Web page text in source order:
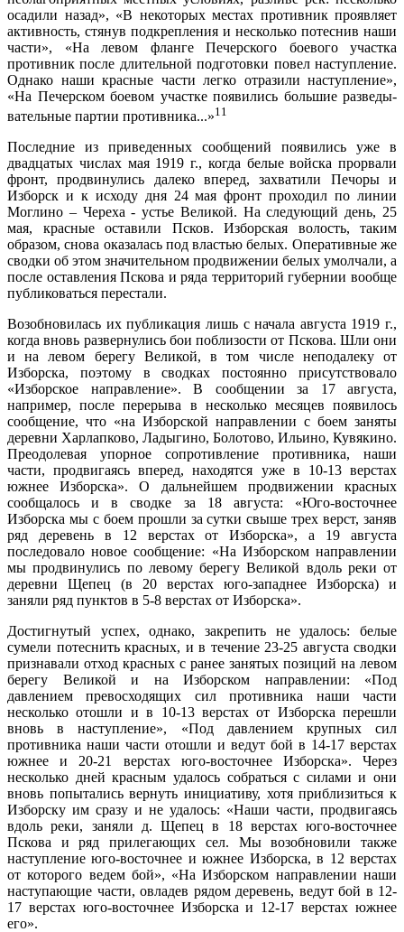
осадили назад», «В некоторых местах противник проявляет
активность, стянув подкрепления и несколько потеснив наши
части», «На левом флан­ге Печерского боевого участка
противник после дли­тельной подготовки повел наступление.
Однако наши красные части легко отразили наступление»,
«На Печерском боевом участке появились большие разведы­
вательные партии противника...»11
Последние из приведенных сообщений появились уже в
двадцатых числах мая 1919 г., когда белые вой­ска прорвали
фронт, продвинулись далеко вперед, захватили Печоры и
Изборск и к исходу дня 24 мая фронт проходил по линии
Моглино – Череха - устье Великой. На следующий день, 25
мая, красные оставили Псков. Изборская волость, таким
образом, снова оказалась под властью белых. Оперативные же
сводки об этом значительном продвижении белых умолчали, а
после оставления Пскова и ряда территорий губернии вообще
публиковаться перестали.
Возобновилась их публикация лишь с начала авгу­ста 1919 г.,
когда вновь развернулись бои поблизости от Пскова. Шли они
и на левом берегу Великой, в том числе неподалеку от
Изборска, поэтому в сводках по­стоянно присутствовало
«Изборское направление». В сообщении за 17 августа,
например, после перерыва в несколько месяцев появилось
сообщение, что «на Из­борской направлении с боем заняты
деревни Харлапково, Ладыгино, Болотово, Ильино, Кувякино.
Преодо­левая упорное сопротивление противника, наши
части, продвигаясь вперед, находятся уже в 10-13 верстах
южнее Изборска». О дальнейшем продвижении красных
сообщалось и в сводке за 18 августа: «Юго-восточнее
Изборска мы с боем прошли за сутки свыше трех верст, заняв
ряд деревень в 12 верстах от Изборска», а 19 августа
последовало новое сообщение: «На Изборском направлении
мы продвинулись по левому берегу Великой вдоль реки от
деревни Щепец (в 20 верстах юго-западнее Изборска) и
заняли ряд пунктов в 5-8 верстах от Изборска».
Достигнутый успех, однако, закрепить не удалось: белые
сумели потеснить красных, и в течение 23-25 ав­густа сводки
признавали отход красных с ранее заня­тых позиций на левом
берегу Великой и на Изборском направлении: «Под
давлением превосходящих сил про­тивника наши части
несколько отошли и в 10-13 вер­стах от Изборска перешли
вновь в наступление», «Под давлением крупных сил
противника наши части отошли и ведут бой в 14-17 верстах
южнее и 20-21 верстах юго-восточнее Изборска». Через
несколько дней красным удалось собраться с силами и они
вновь попытались вернуть инициативу, хотя приблизиться к
Изборску им сразу и не удалось: «Наши части, продвигаясь
вдоль реки, заняли д. Щепец в 18 верстах юго-восточнее
Пскова и ряд прилегающих сел. Мы возобновили так­же
наступление юго-восточнее и южнее Изборска, в 12 верстах
от которого ведем бой», «На Изборском на­правлении наши
наступающие части, овладев рядом деревень, ведут бой в 12-
17 верстах юго-восточнее Из­борска и 12-17 верстах южнее
его».